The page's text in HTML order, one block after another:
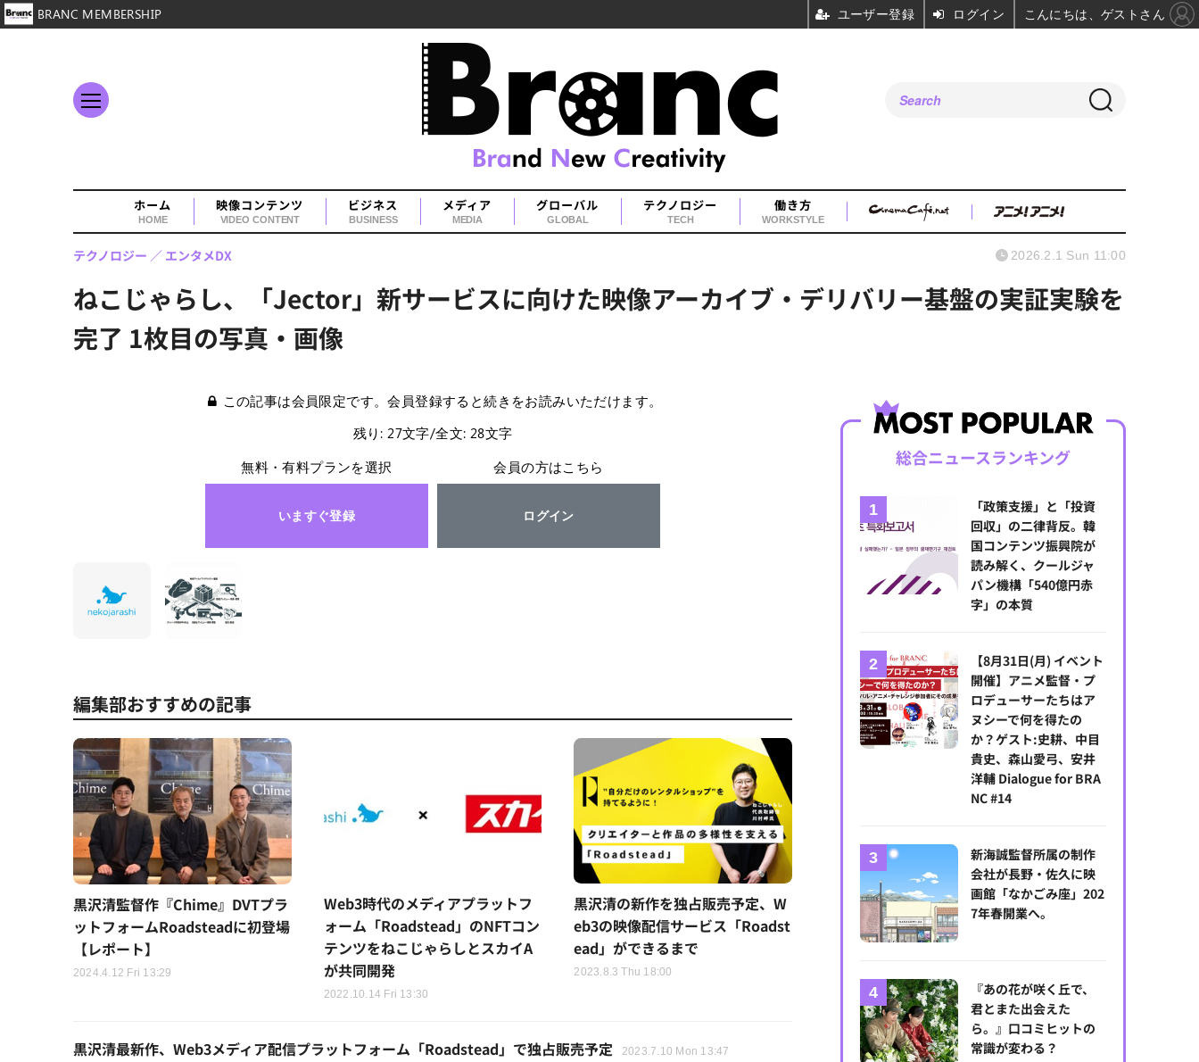
ホーム
HOME
映像コンテンツ
VIDEO CONTENT
ビジネス
BUSINESS
メディア
MEDIA
グローバル
GLOBAL
テクノロジー
TECH
働き方
WORKSTYLE
ねこじゃらし、「Jector」新サービスに向けた映像アーカイブ・デリバリー基盤の実証実験を
完了 1枚目の写真・画像
テクノロジー エンタメDX 2026.2.1 Sun 11:00
この記事は会員限定です。会員登録すると続きをお読みいただけます。
残り: 27文字/全文: 28文字
無料・有料プランを選択
いますぐ登録
会員の方はこちら
ログイン
編集部おすすめの記事
黒沢清監督作『Chime』DVTプラ
ットフォームRoadsteadに初登場
【レポート】
2024.4.12 Fri 13:29
Web3時代のメディアプラットフ
ォーム「Roadstead」のNFTコン
テンツをねこじゃらしとスカイA
が共同開発
2022.10.14 Fri 13:30
黒沢清の新作を独占販売予定、W
eb3の映像配信サービス「Roadst
ead」ができるまで
2023.8.3 Thu 18:00
黒沢清最新作、Web3メディア配信プラットフォーム「Roadstead」で独占販売予定 2023.7.10 Mon 13:47
総合ニュースランキング
「政策支援」と「投資
回収」の二律背反。韓
国コンテンツ振興院が
読み解く、クールジャ
パン機構「540億円赤
字」の本質
【8月31日(月) イベント
開催】アニメ監督・プ
ロデューサーたちはア
ヌシーで何を得たの
か？ゲスト:史耕、中目
貴史、森山愛弓、安井
洋輔 Dialogue for BRA
NC #14
新海誠監督所属の制作
会社が長野・佐久に映
画館「なかごみ座」202
7年春開業へ。
『あの花が咲く丘で、
君とまた出会えた
ら。』口コミヒットの
常識が変わる？
BRANC MEMBERSHIP ユーザー登録 ログイン こんにちは、ゲストさん